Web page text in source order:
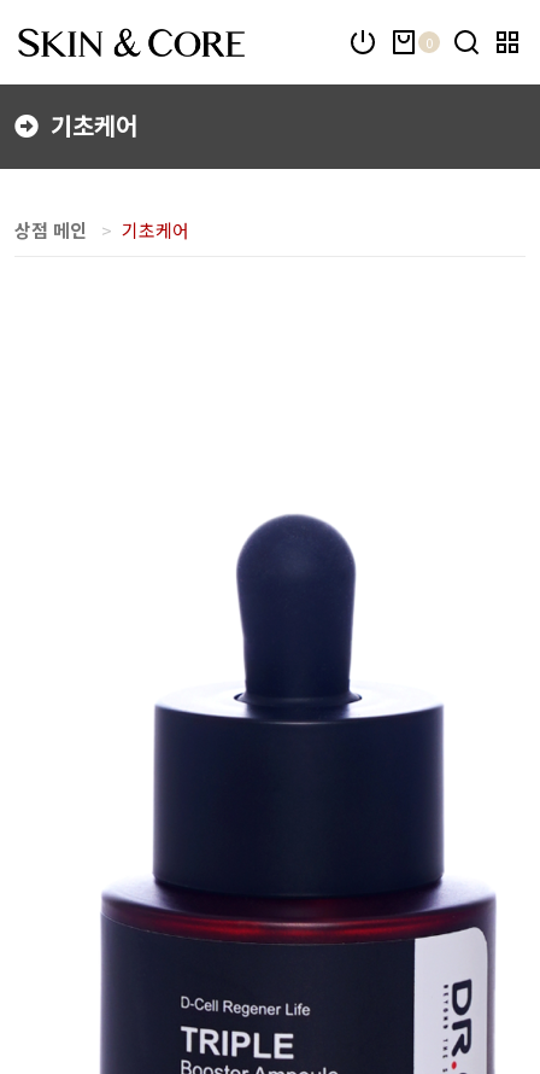
0
기초케어
상점 메인 기초케어